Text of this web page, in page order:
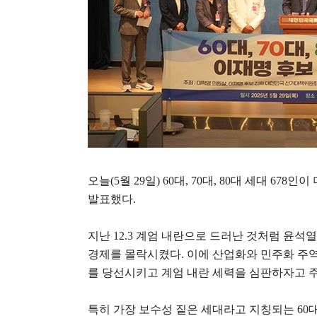
오늘(5월 29일) 60대 , 70대 , 80대 세대 678인이
발표했다.
지난 12.3 계엄 내란으로 드러난 것처럼 윤석
경제를 몰락시켰다. 이에 산업화와 민주화 주
를 당선시키고 계엄 내란 세력을 심판하자고
특히 가장 보수성 짙은 세대라고 지칭되는 60